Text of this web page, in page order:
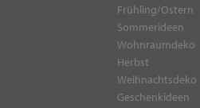
Frühling/Ostern
Sommerideen
Wohnraumdeko
Herbst
Weihnachtsdeko
Geschenkideen